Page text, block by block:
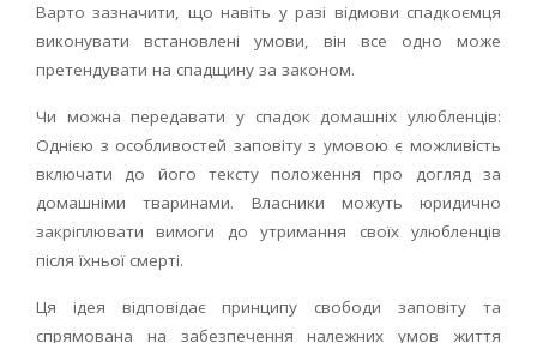
Варто зазначити, що навіть у разі відмови спадкоємця
виконувати встановлені умови, він все одно може
претендувати на спадщину за законом.
Чи можна передавати у спадок домашніх улюбленців:
Однією з особливостей заповіту з умовою є можливість
включати до його тексту положення про догляд за
домашніми тваринами. Власники можуть юридично
закріплювати вимоги до утримання своїх улюбленців
після їхньої смерті.
Ця ідея відповідає принципу свободи заповіту та
спрямована на забезпечення належних умов життя